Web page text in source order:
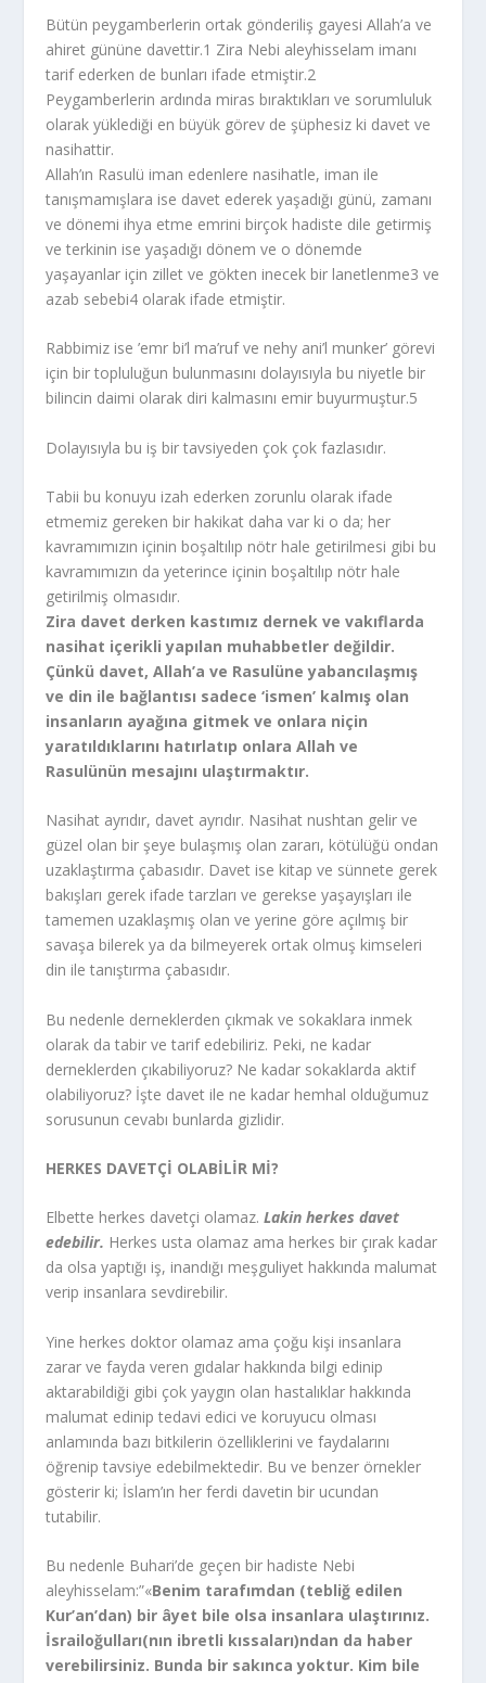
Bütün peygamberlerin ortak gönderiliş gayesi Allah’a ve
ahiret gününe davettir.1 Zira Nebi aleyhisselam imanı
tarif ederken de bunları ifade etmiştir.2
Peygamberlerin ardında miras bıraktıkları ve sorumluluk
olarak yüklediği en büyük görev de şüphesiz ki davet ve
nasihattir.
Allah’ın Rasulü iman edenlere nasihatle, iman ile
tanışmamışlara ise davet ederek yaşadığı günü, zamanı
ve dönemi ihya etme emrini birçok hadiste dile getirmiş
ve terkinin ise yaşadığı dönem ve o dönemde
yaşayanlar için zillet ve gökten inecek bir lanetlenme3 ve
azab sebebi4 olarak ifade etmiştir.
Rabbimiz ise ’emr bi’l ma’ruf ve nehy ani’l munker’ görevi
için bir topluluğun bulunmasını dolayısıyla bu niyetle bir
bilincin daimi olarak diri kalmasını emir buyurmuştur.5
Dolayısıyla bu iş bir tavsiyeden çok çok fazlasıdır.
Tabii bu konuyu izah ederken zorunlu olarak ifade
etmemiz gereken bir hakikat daha var ki o da; her
kavramımızın içinin boşaltılıp nötr hale getirilmesi gibi bu
kavramımızın da yeterince içinin boşaltılıp nötr hale
getirilmiş olmasıdır.
Zira davet derken kastımız dernek ve vakıflarda
nasihat içerikli yapılan muhabbetler değildir.
Çünkü davet, Allah’a ve Rasulüne yabancılaşmış
ve din ile bağlantısı sadece ‘ismen’ kalmış olan
insanların ayağına gitmek ve onlara niçin
yaratıldıklarını hatırlatıp onlara Allah ve
Rasulünün mesajını ulaştırmaktır.
Nasihat ayrıdır, davet ayrıdır. Nasihat nushtan gelir ve
güzel olan bir şeye bulaşmış olan zararı, kötülüğü ondan
uzaklaştırma çabasıdır. Davet ise kitap ve sünnete gerek
bakışları gerek ifade tarzları ve gerekse yaşayışları ile
tamemen uzaklaşmış olan ve yerine göre açılmış bir
savaşa bilerek ya da bilmeyerek ortak olmuş kimseleri
din ile tanıştırma çabasıdır.
Bu nedenle derneklerden çıkmak ve sokaklara inmek
olarak da tabir ve tarif edebiliriz. Peki, ne kadar
derneklerden çıkabiliyoruz? Ne kadar sokaklarda aktif
olabiliyoruz? İşte davet ile ne kadar hemhal olduğumuz
sorusunun cevabı bunlarda gizlidir.
HERKES DAVETÇİ OLABİLİR Mİ?
Elbette herkes davetçi olamaz.Lakin herkes davet
edebilir. Herkes usta olamaz ama herkes bir çırak kadar
da olsa yaptığı iş, inandığı meşguliyet hakkında malumat
verip insanlara sevdirebilir.
Yine herkes doktor olamaz ama çoğu kişi insanlara
zarar ve fayda veren gıdalar hakkında bilgi edinip
aktarabildiği gibi çok yaygın olan hastalıklar hakkında
malumat edinip tedavi edici ve koruyucu olması
anlamında bazı bitkilerin özelliklerini ve faydalarını
öğrenip tavsiye edebilmektedir. Bu ve benzer örnekler
gösterir ki; İslam’ın her ferdi davetin bir ucundan
tutabilir.
Bu nedenle Buhari’de geçen bir hadiste Nebi
aleyhisselam:”«Benim tarafımdan (tebliğ edilen
Kur’an’dan) bir âyet bile olsa insanlara ulaştırınız.
İsrailoğulları(nın ibretli kıssaları)ndan da haber
verebilirsiniz. Bunda bir sakınca yoktur. Kim bile